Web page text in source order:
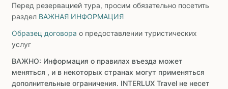
Перед резервацией тура, просим обязательно посетить
раздел ВАЖНАЯ ИНФОРМАЦИЯ
Образец договора о предоставлении туристических
услуг
ВАЖНО: Информация о правилах въезда может
меняться , и в некоторых странах могут применяться
дополнительные ограничения. INTERLUX Travel не несет